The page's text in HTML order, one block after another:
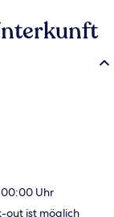
00:00 Uhr
out ist möglich